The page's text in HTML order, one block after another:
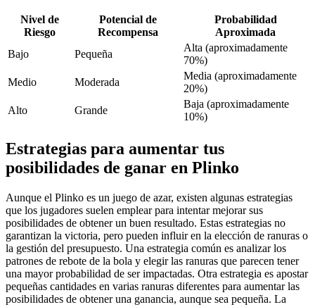
Nivel de
Riesgo
Potencial de
Recompensa
Probabilidad
Aproximada
Bajo
Pequeña
Alta (aproximadamente
70%)
Medio
Moderada
Media (aproximadamente
20%)
Alto
Grande
Baja (aproximadamente
10%)
Estrategias para aumentar tus
posibilidades de ganar en Plinko
Aunque el Plinko es un juego de azar, existen algunas estrategias
que los jugadores suelen emplear para intentar mejorar sus
posibilidades de obtener un buen resultado. Estas estrategias no
garantizan la victoria, pero pueden influir en la elección de ranuras o
la gestión del presupuesto. Una estrategia común es analizar los
patrones de rebote de la bola y elegir las ranuras que parecen tener
una mayor probabilidad de ser impactadas. Otra estrategia es apostar
pequeñas cantidades en varias ranuras diferentes para aumentar las
posibilidades de obtener una ganancia, aunque sea pequeña. La